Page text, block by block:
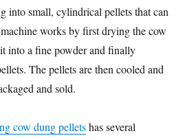
into small, cylindrical pellets that can
works by first drying the cow
into a fine powder and finally
The pellets are then cooled and
and sold.
cow dung pelletshas several